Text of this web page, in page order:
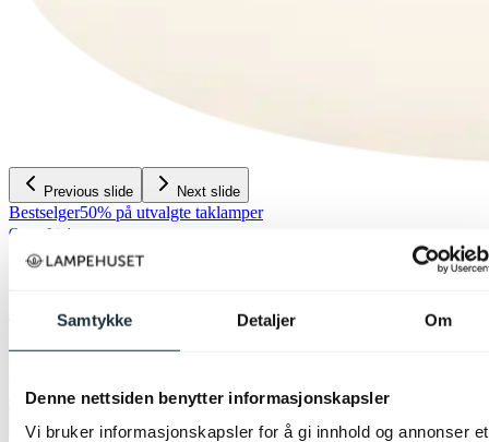
Samtykke Detaljer Om
Denne nettsiden benytter informasjonskapsler
Vi bruker informasjonskapsler for å gi innhold og annonser et
Previous slide Next slide
Bestselger50% på utvalgte taklamper
Green Light
Edda LED plafond taklampe IP44 32cm
kr 499,-
Siste laveste pris:999,-
Produktdatablad